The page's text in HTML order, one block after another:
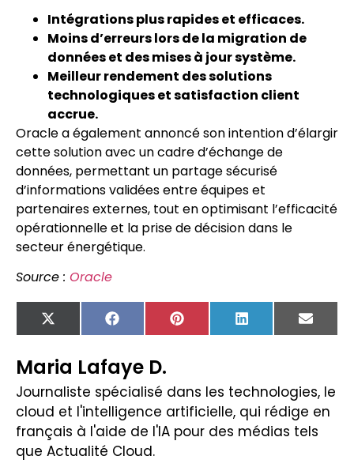
Intégrations plus rapides et efficaces.
Moins d’erreurs lors de la migration de
données et des mises à jour système.
Meilleur rendement des solutions
technologiques et satisfaction client
accrue.
Oracle a également annoncé son intention d’élargir
cette solution avec un cadre d’échange de
données, permettant un partage sécurisé
d’informations validées entre équipes et
partenaires externes, tout en optimisant l’efficacité
opérationnelle et la prise de décision dans le
secteur énergétique.
Source : Oracle
X
(Twitter)
FacebookPinterest LinkedIn Email
Maria Lafaye D.
Journaliste spécialisé dans les technologies, le
cloud et l'intelligence artificielle, qui rédige en
français à l'aide de l'IA pour des médias tels
que Actualité Cloud.